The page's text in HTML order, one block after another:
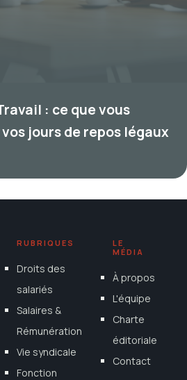
: ce que vous
jours de repos légaux
RUBRIQUES
Droits des
salariés
Salaires &
Rémunération
Vie syndicale
Fonction
LE
MÉDIA
À propos
L'équipe
Charte
éditoriale
Contact